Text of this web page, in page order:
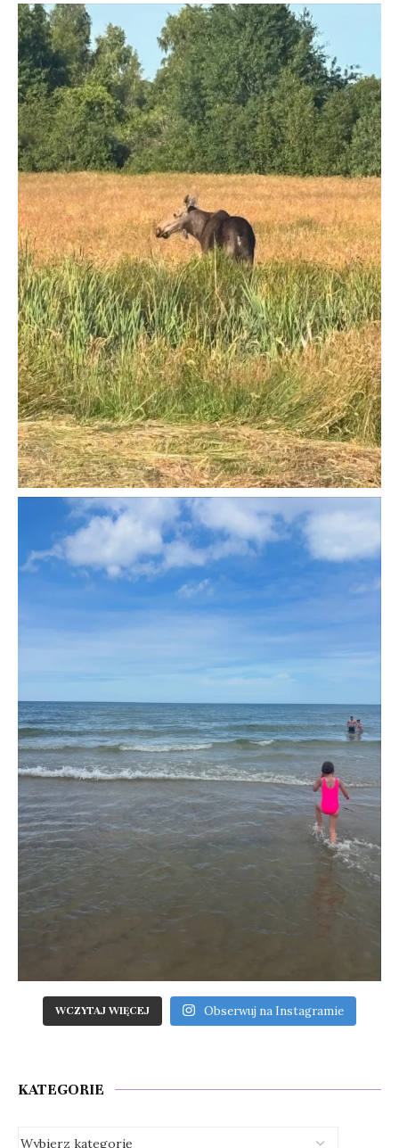
WCZYTAJ WIĘCEJ Obserwuj na Instagramie
KATEGORIE